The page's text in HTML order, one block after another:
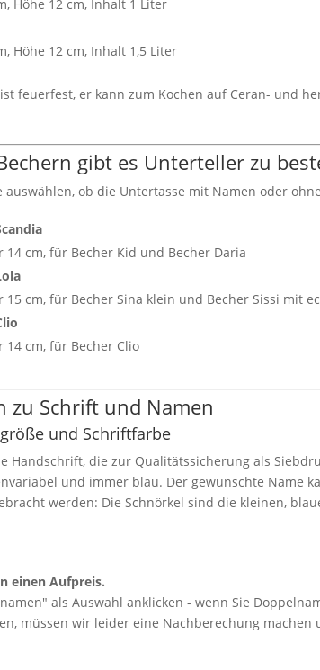
Höhe 12 cm, Inhalt 1 Liter
Höhe 12 cm, Inhalt 1,5 Liter
feuerfest, er kann zum Kochen auf Ceran- und
gibt es Unterteller zu
auswählen, ob die Untertasse mit Namen oder
14 cm, für Becher Kid und Becher Daria
15 cm, für Becher Sina klein und Becher Sissi mit
14 cm, für Becher Clio
zu Schrift und Namen
und Schriftfarbe
Handschrift, die zur Qualitätssicherung als
und immer blau. Der gewünschte Name
werden: Die Schnörkel sind die kleinen,
einen Aufpreis.
als Auswahl anklicken - wenn Sie
müssen wir leider eine Nachberechung